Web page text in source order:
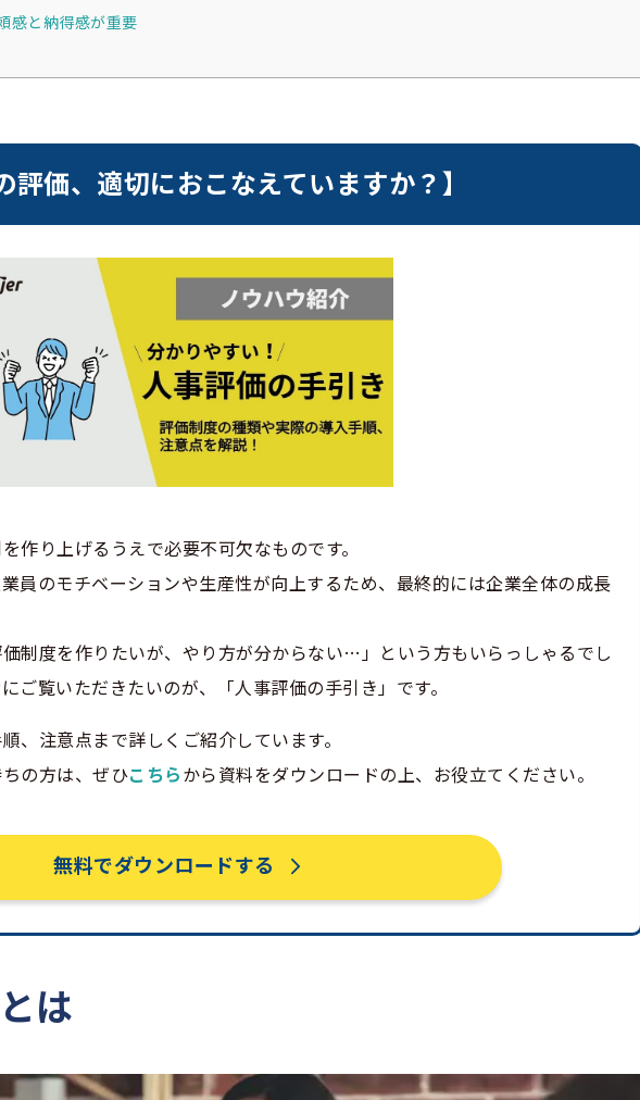
感と納得感が重要
評価、適切におこなえていますか？】
作り上げるうえで必要不可欠なものです。
員のモチベーションや生産性が向上するため、最終的には企業全体の成長
制度を作りたいが、やり方が分からない…」という方もいらっしゃるでし
ご覧いただきたいのが、「人事評価の手引き」です。
、注意点まで詳しくご紹介しています。
の方は、ぜひこちらから資料をダウンロードの上、お役立てください。
無料でダウンロードする
は